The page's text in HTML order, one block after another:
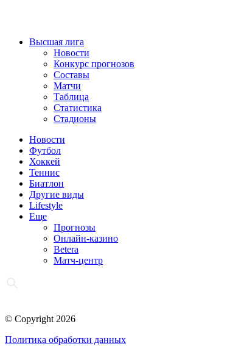
Высшая лига
Новости
Конкурс прогнозов
Составы
Матчи
Таблица
Статистика
Стадионы
Новости
Футбол
Хоккей
Теннис
Биатлон
Другие виды
Lifestyle
Еще
Прогнозы
Онлайн-казино
Betera
Матч-центр
© Copyright 2026
Политика обработки данных